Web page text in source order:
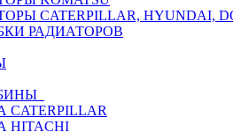
CATERPILLAR, HYUNDAI,
РАДИАТОРОВ
HITACHI